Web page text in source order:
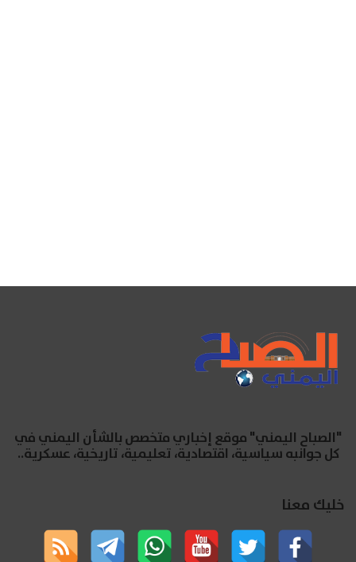
"الصباح اليمني" موقع إخباري متخصص بالشأن اليمني في
كل جوانبه سياسية، اقتصادية، تعليمية، تاريخية، عسكرية..
خليك معنا